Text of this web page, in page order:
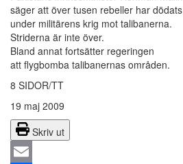
säger att över tusen rebeller har dödats
under militärens krig mot talibanerna.
Striderna är inte över.
Bland annat fortsätter regeringen
att flygbomba talibanernas områden.
8 SIDOR/TT
19 maj 2009
Skriv ut